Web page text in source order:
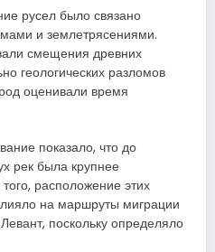
русел было связано
и землетрясениями.
смещения древних
геологических разломов
оценивали время
показало, что до
рек была крупнее
расположение этих
на маршруты миграции
поскольку определяло